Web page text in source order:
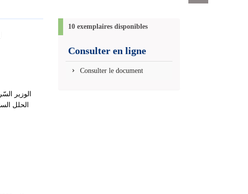
الوزير
الحلل
10 exemplaires disponibles
Consulter en ligne
Consulter le document